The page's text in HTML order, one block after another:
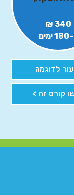
340 ₪
לדוגמה
קורס זה >